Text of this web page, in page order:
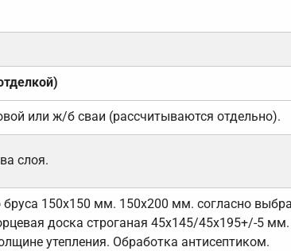
или ж/б сваи (рассчитываются отдельно).
слоя.
бруса 150х150 мм. 150х200 мм. согласно
доска строганая 45х145/45х195+/-5 мм.
утепления. Обработка антисептиком.